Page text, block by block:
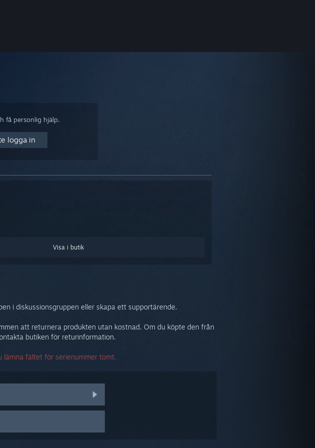
få personlig hjälp.
logga in
Visa i butik
i diskussionsgruppen eller skapa ett supportärende.
att returnera produkten utan kostnad. Om du köpte den från
butiken för returinformation.
lämna fältet för serienummer tomt.